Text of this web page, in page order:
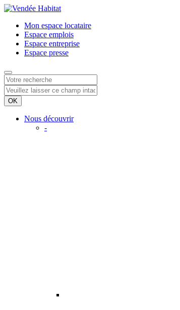
Mon espace locataire
Espace emplois
Espace entreprise
Espace presse
Nous découvrir
-